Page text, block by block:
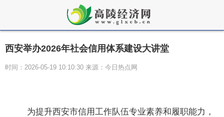
西安举办2026年社会信用体系建设大讲堂
时间：2026-05-19 10:10:30 来源：今日热点网
为提升西安市信用工作队伍专业素养和履职能力，